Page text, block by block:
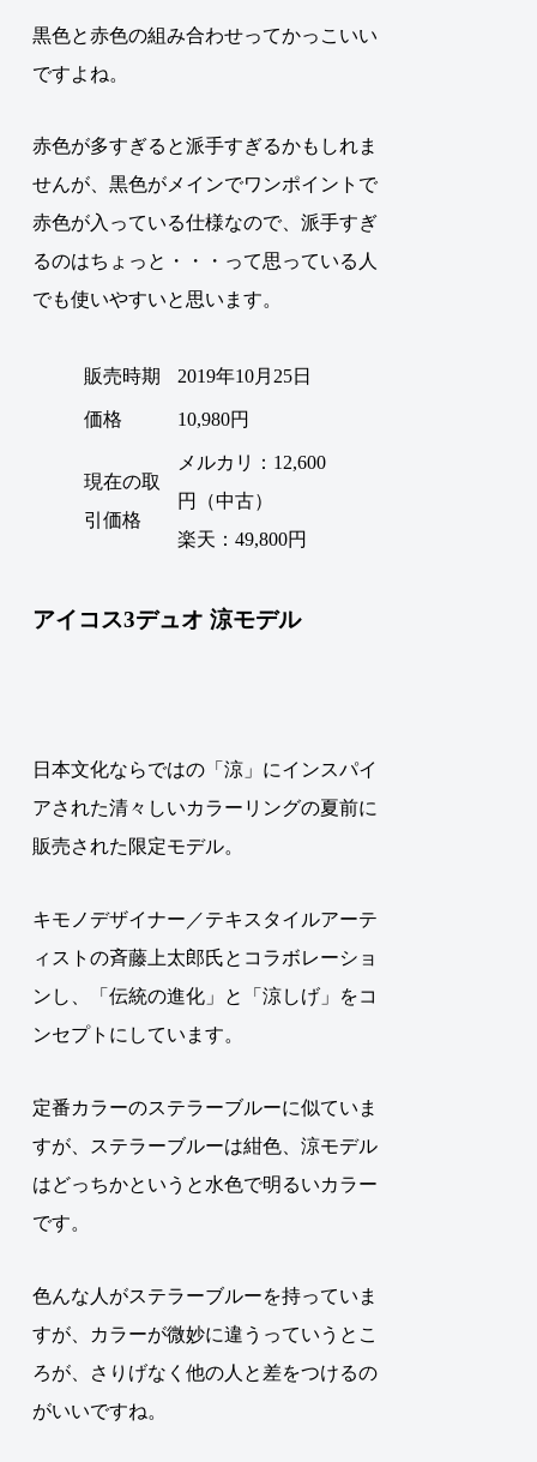
黒色と赤色の組み合わせってかっこいい
ですよね。
赤色が多すぎると派手すぎるかもしれま
せんが、黒色がメインでワンポイントで
赤色が入っている仕様なので、派手すぎ
るのはちょっと・・・って思っている人
でも使いやすいと思います。
販売時期 2019年10月25日
価格 10,980円
現在の取
引価格
メルカリ：12,600
円（中古）
楽天：49,800円
アイコス3デュオ 涼モデル
日本文化ならではの「涼」にインスパイ
アされた清々しいカラーリングの夏前に
販売された限定モデル。
キモノデザイナー／テキスタイルアーテ
ィストの斉藤上太郎氏とコラボレーショ
ンし、「伝統の進化」と「涼しげ」をコ
ンセプトにしています。
定番カラーのステラーブルーに似ていま
すが、ステラーブルーは紺色、涼モデル
はどっちかというと水色で明るいカラー
です。
色んな人がステラーブルーを持っていま
すが、カラーが微妙に違うっていうとこ
ろが、さりげなく他の人と差をつけるの
がいいですね。